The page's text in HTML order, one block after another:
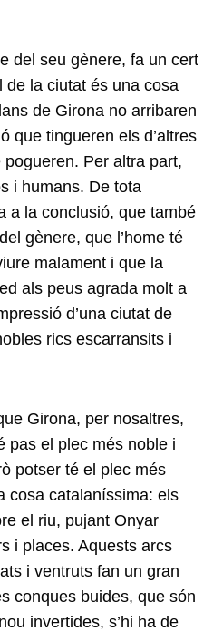
del seu gènere, fa un cert
de la ciutat és una cosa
de Girona no arribaren
que tingueren els d’altres
Per altra part,
i humans. De tota
a la conclusió, que també
gènere, que l’home té
malament i que la
als peus agrada molt a
d’una ciutat de
rics escarransits i
Girona, per nosaltres,
pas el plec més noble i
potser té el plec més
cosa catalaníssima: els
el riu, pujant Onyar
i places. Aquests arcs
i ventruts fan un gran
conques buides, que són
invertides, s’hi ha de